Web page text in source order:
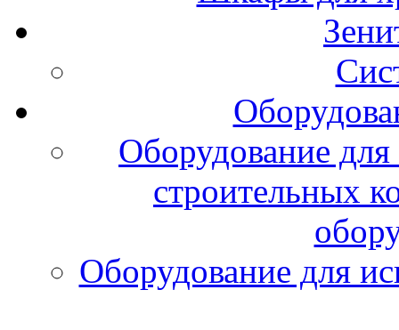
Оборудование
строительных
Оборудование для